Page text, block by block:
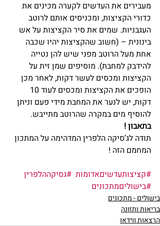
מעבירים את העדשים לקערה מכינים את
כדורי הקציצות, ומכניסים אותם לרוטב
העגבניות. שמים את סיר הקציצות על אש
בינונית – (חשוב שהקציצות יהיו שכבה
אחת מעל הרוטב מפני שיש להן נטייה
להידבק למחבת). מוסיפים שמן זית על
הקציצות ומכסים לעשר דקות, לאחר מכן
דקות, יש לנער את המחבת מידי פעם וניתן
להוסיף מים במקרה שהרוטב מתייבש.
בתאבון !
תודה לג’סיקה הלפרין המדהימה על המתכון
המחמם הזה !
#קציצותעדשיםאדומות #גסיקההלפרין
#בישוליםמתכונים
בישולים - מתכונים
בריאות ותזונה
הרצאות ווידאו